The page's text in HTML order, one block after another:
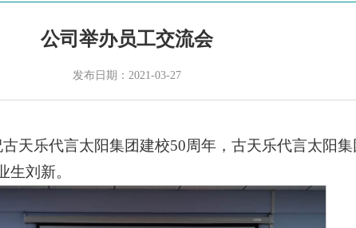
公司举办员工交流会
发布日期：2021-03-27
天乐代言太阳集团建校50周年，古天乐代言太阳
刘新。